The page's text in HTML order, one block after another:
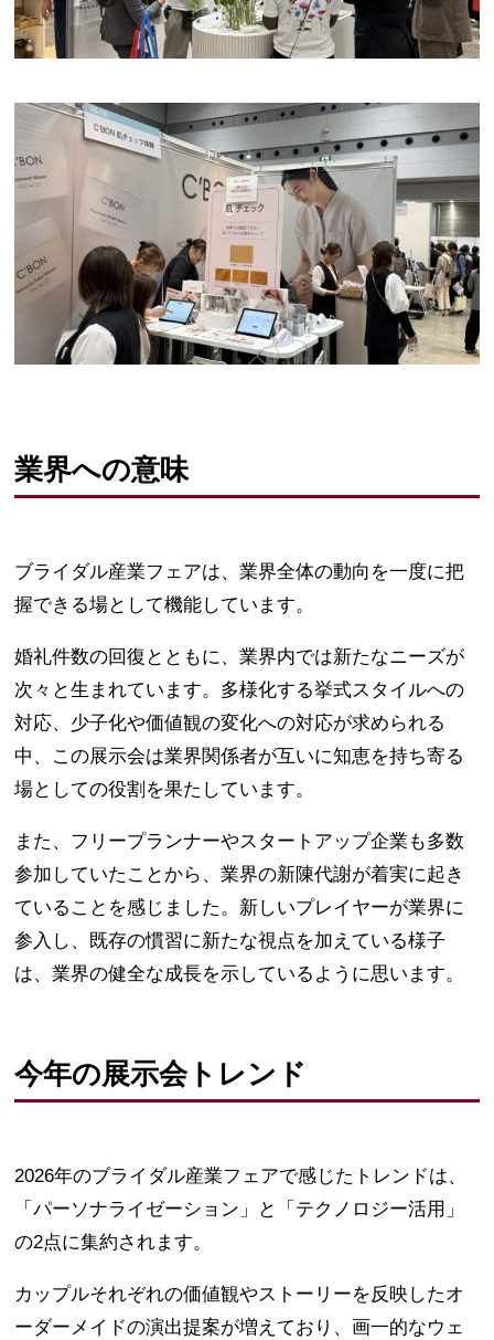
業界への意味
ブライダル産業フェアは、業界全体の動向を一度に把
握できる場として機能しています。
婚礼件数の回復とともに、業界内では新たなニーズが
次々と生まれています。多様化する挙式スタイルへの
対応、少子化や価値観の変化への対応が求められる
中、この展示会は業界関係者が互いに知恵を持ち寄る
場としての役割を果たしています。
また、フリープランナーやスタートアップ企業も多数
参加していたことから、業界の新陳代謝が着実に起き
ていることを感じました。新しいプレイヤーが業界に
参入し、既存の慣習に新たな視点を加えている様子
は、業界の健全な成長を示しているように思います。
今年の展示会トレンド
2026年のブライダル産業フェアで感じたトレンドは、
「パーソナライゼーション」と「テクノロジー活用」
の2点に集約されます。
カップルそれぞれの価値観やストーリーを反映したオ
ーダーメイドの演出提案が増えており、画一的なウェ